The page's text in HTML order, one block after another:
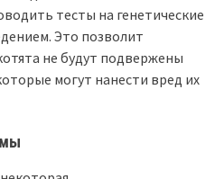
тесты на генетические
Это позволит
не будут подвержены
могут нанести вред их